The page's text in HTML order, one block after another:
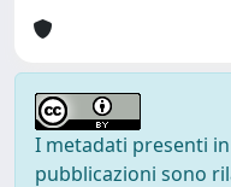
I metadati presenti in
pubblicazioni sono